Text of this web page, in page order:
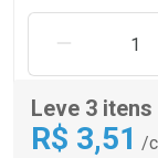
REMOVER
Leve 3 itens
R$ 3,51 /